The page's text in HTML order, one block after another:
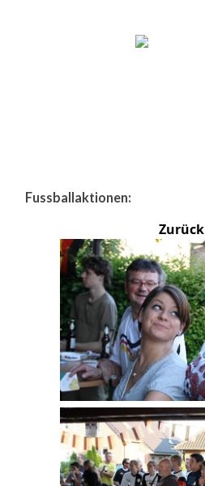
Fussballaktionen:
Zurück